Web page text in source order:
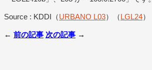
Source : KDDI（URBANO L03）（LGL24）
← 前の記事 次の記事 →